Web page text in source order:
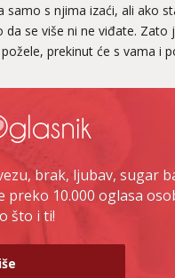
s njima izaći, ali ako
se više ni ne viđate. Zato
prekinut će s vama i
brak, ljubav, sugar
preko 10.000 oglasa
što i ti!